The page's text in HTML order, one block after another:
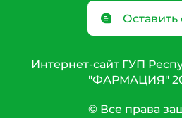
Оставить
Интернет-сайт ГУП
"ФАРМАЦИЯ"
© Все права